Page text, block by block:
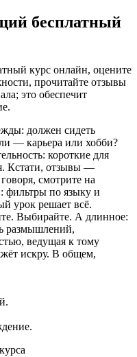
бесплатный
курс онлайн, оцените
прочитайте отзывы
это обеспечит
должен сидеть
— карьера или хобби?
короткие для
Кстати, отзывы —
смотрите на
фильтры по языку и
урок решает всё.
Выбирайте. А длинное:
размышлений,
ведущая к тому
искру. В общем,